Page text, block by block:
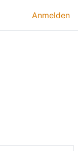
Anmelden